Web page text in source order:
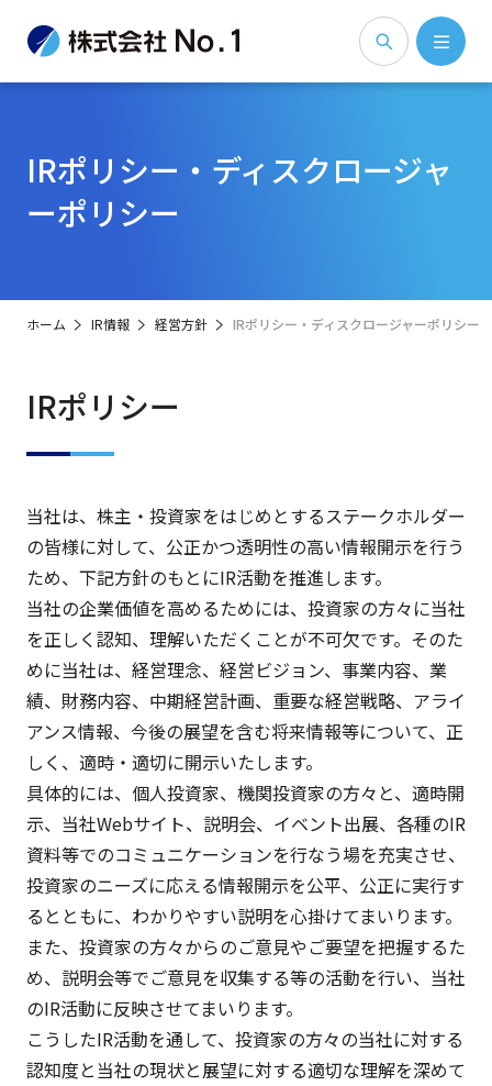
IRポリシー・ディスクロージャ
ーポリシー
ホーム IR情報 経営方針 IRポリシー・ディスクロージャーポリシー
IRポリシー
当社は、株主・投資家をはじめとするステークホルダー
の皆様に対して、公正かつ透明性の高い情報開示を行う
ため、下記方針のもとにIR活動を推進します。
当社の企業価値を高めるためには、投資家の方々に当社
を正しく認知、理解いただくことが不可欠です。そのた
めに当社は、経営理念、経営ビジョン、事業内容、業
績、財務内容、中期経営計画、重要な経営戦略、アライ
アンス情報、今後の展望を含む将来情報等について、正
しく、適時・適切に開示いたします。
具体的には、個人投資家、機関投資家の方々と、適時開
示、当社Webサイト、説明会、イベント出展、各種のIR
資料等でのコミュニケーションを行なう場を充実させ、
投資家のニーズに応える情報開示を公平、公正に実行す
るとともに、わかりやすい説明を心掛けてまいります。
また、投資家の方々からのご意見やご要望を把握するた
め、説明会等でご意見を収集する等の活動を行い、当社
のIR活動に反映させてまいります。
こうしたIR活動を通して、投資家の方々の当社に対する
認知度と当社の現状と展望に対する適切な理解を深めて